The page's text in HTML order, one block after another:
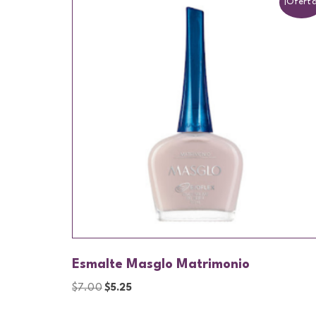
Esmalte Masglo Matrimonio
$7.00 $5.25